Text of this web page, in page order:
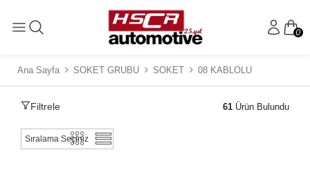
0
Ana Sayfa SOKET GRUBU SOKET 08 KABLOLU
Filtrele 61 Ürün Bulundu